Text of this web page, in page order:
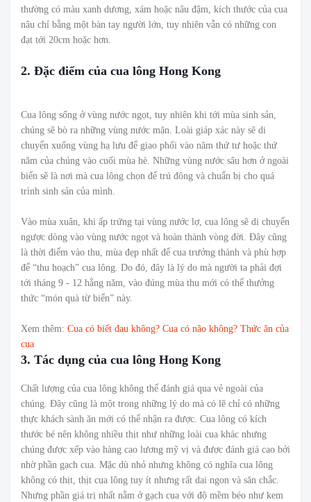
thường có màu xanh dương, xám hoặc nâu đậm, kích thước của cua
nâu chỉ bằng một bàn tay người lớn, tuy nhiên vẫn có những con
đạt tới 20cm hoặc hơn.
2. Đặc điểm của cua lông Hong Kong
Cua lông sống ở vùng nước ngọt, tuy nhiên khi tới mùa sinh sản,
chúng sẽ bò ra những vùng nước mặn. Loài giáp xác này sẽ di
chuyển xuống vùng hạ lưu để giao phối vào năm thứ tư hoặc thứ
năm của chúng vào cuối mùa hè. Những vùng nước sâu hơn ở ngoài
biển sẽ là nơi mà cua lông chọn để trú đông và chuẩn bị cho quá
trình sinh sản của mình.
Vào mùa xuân, khi ấp trứng tại vùng nước lợ, cua lông sẽ di chuyển
ngược dòng vào vùng nước ngọt và hoàn thành vòng đời. Đây cũng
là thời điểm vào thu, mùa đẹp nhất để cua trưởng thành và phù hợp
để “thu hoạch” cua lông. Do đó, đây là lý do mà người ta phải đợi
tới tháng 9 - 12 hằng năm, vào đúng mùa thu mới có thể thưởng
thức “món quà từ biển” này.
Xem thêm: Cua có biết đau không? Cua có não không? Thức ăn của
cua
3. Tác dụng của cua lông Hong Kong
Chất lượng của cua lông không thể đánh giá qua vẻ ngoài của
chúng. Đây cũng là một trong những lý do mà có lẽ chỉ có những
thực khách sành ăn mới có thể nhận ra được. Cua lông có kích
thước bé nên không nhiều thịt như những loài cua khác nhưng
chúng được xếp vào hàng cao lương mỹ vị và được đánh giá cao bởi
nhờ phần gạch cua. Mặc dù nhỏ nhưng không có nghĩa cua lông
không có thịt, thịt cua lông tuy ít nhưng rất dai ngon và săn chắc.
Nhưng phần giá trị nhất nằm ở gạch cua với độ mềm béo như kem